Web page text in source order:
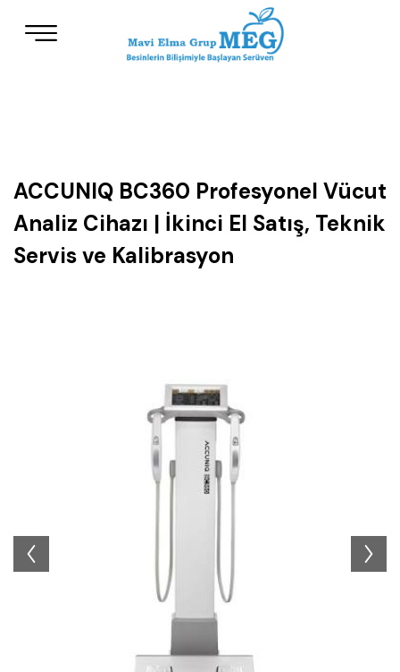
ACCUNIQ BC360 Profesyonel Vücut
Analiz Cihazı | İkinci El Satış, Teknik
Servis ve Kalibrasyon